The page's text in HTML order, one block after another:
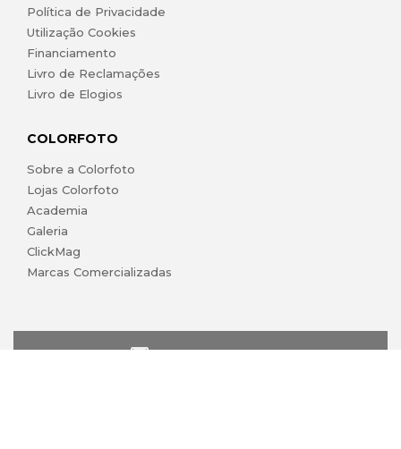
Política de Privacidade
Utilização Cookies
Financiamento
Livro de Reclamações
Livro de Elogios
COLORFOTO
Sobre a Colorfoto
Lojas Colorfoto
Academia
Galeria
ClickMag
Marcas Comercializadas
lojaonline@colorfoto.pt